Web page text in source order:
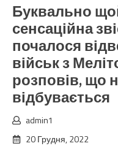
Буквально
сенсаційна
почалося
військ з
розповів, що
відбувається
admin1
20 Грудня, 2022